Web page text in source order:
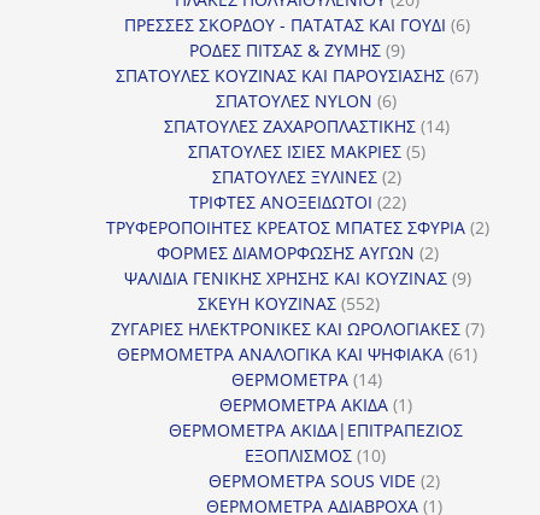
προϊόντα
ΠΡΕΣΣΕΣ ΣΚΟΡΔΟΥ - ΠΑΤΑΤΑΣ ΚΑΙ ΓΟΥΔΙ 66
ΡΟΔΕΣ ΠΙΤΣΑΣ & ΖΥΜΗΣ 99
προϊόντα
ΣΠΑΤΟΥΛΕΣ ΚΟΥΖΙΝΑΣ ΚΑΙ ΠΑΡΟΥΣΙΑΣΗΣ 6767
ΣΠΑΤΟΥΛΕΣ NYLON 66
προϊόντα
ΣΠΑΤΟΥΛΕΣ ΖΑΧΑΡΟΠΛΑΣΤΙΚΗΣ 1414
ΣΠΑΤΟΥΛΕΣ ΙΣΙΕΣ ΜΑΚΡΙΕΣ 55
ΣΠΑΤΟΥΛΕΣ ΞΥΛΙΝΕΣ 22
προϊόντα
ΤΡΙΦΤΕΣ ΑΝΟΞΕΙΔΩΤΟΙ 2222
προϊόντα
ΤΡΥΦΕΡΟΠΟΙΗΤΕΣ ΚΡΕΑΤΟΣ ΜΠΑΤΕΣ ΣΦΥΡΙΑ 22
ΦΟΡΜΕΣ ΔΙΑΜΟΡΦΩΣΗΣ ΑΥΓΩΝ 22
προϊόντα
ΨΑΛΙΔΙΑ ΓΕΝΙΚΗΣ ΧΡΗΣΗΣ ΚΑΙ ΚΟΥΖΙΝΑΣ 99
ΣΚΕΥΗ ΚΟΥΖΙΝΑΣ 552552
προϊόντα
ΖΥΓΑΡΙΕΣ ΗΛΕΚΤΡΟΝΙΚΕΣ ΚΑΙ ΩΡΟΛΟΓΙΑΚΕΣ 77
ΘΕΡΜΟΜΕΤΡΑ ΑΝΑΛΟΓΙΚΑ ΚΑΙ ΨΗΦΙΑΚΑ 6161
ΘΕΡΜΟΜΕΤΡΑ 1414
προϊόντα
ΘΕΡΜΟΜΕΤΡΑ ΑΚΙΔΑ 11
προϊόν
ΘΕΡΜΟΜΕΤΡΑ ΑΚΙΔΑ|ΕΠΙΤΡΑΠΕΖΙΟΣ
ΕΞΟΠΛΙΣΜΟΣ 1010
προϊόντα
ΘΕΡΜΟΜΕΤΡΑ SOUS VIDE 22
προϊόντα
ΘΕΡΜΟΜΕΤΡΑ ΑΔΙΑΒΡΟΧΑ 11